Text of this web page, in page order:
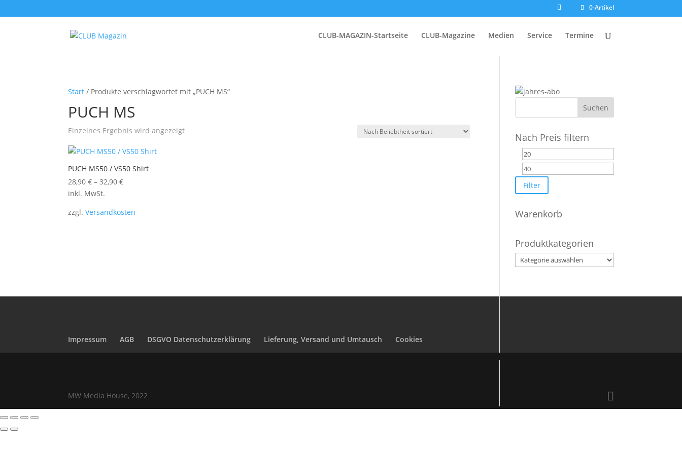
0-Artikel
CLUB-MAGAZIN-Startseite CLUB-Magazine Medien Service Termine
Start / Produkte verschlagwortet mit „PUCH MS“
PUCH MS
Einzelnes Ergebnis wird angezeigt
PUCH MS50 / VS50 Shirt
28,90€ –32,90€
inkl. MwSt.
zzgl.Versandkosten
Nach Preis filtern
Min.
Preis
Filter
Warenkorb
Produktkategorien
Impressum AGB DSGVO Datenschutzerklärung Lieferung, Versand und Umtausch Cookies
MW Media House, 2022